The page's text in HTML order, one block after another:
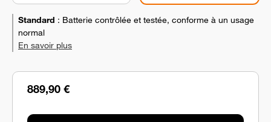
889,90 €
Standard : Batterie contrôlée et testée, conforme à un usage
normal
En savoir plus